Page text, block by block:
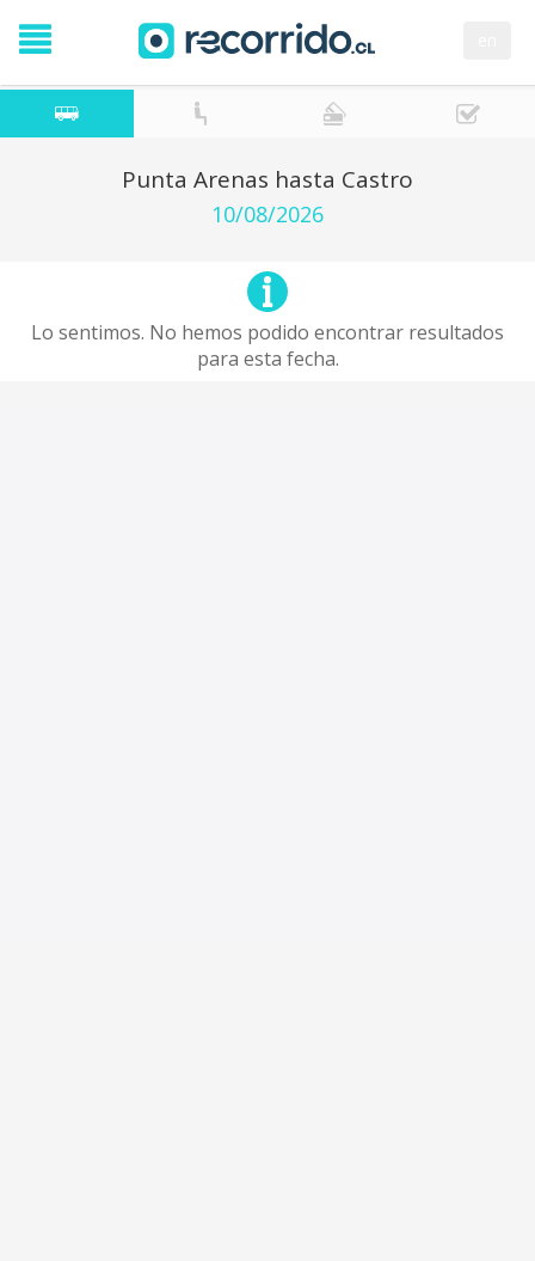
Punta Arenas hasta Castro
10/08/2026
Lo sentimos. No hemos podido encontrar resultados
para esta fecha.